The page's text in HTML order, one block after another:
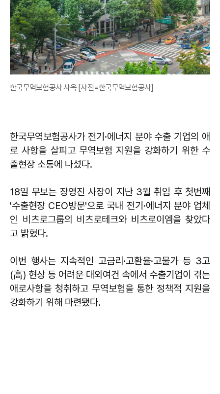
한국무역보험공사 사옥 [사진=한국무역보험공사]
한국무역보험공사가 전기·에너지 분야 수출 기업의 애
로 사항을 살피고 무역보험 지원을 강화하기 위한 수
출현장 소통에 나섰다.
18일 무보는 장영진 사장이 지난 3월 취임 후 첫번째
'수출현장 CEO방문'으로 국내 전기·에너지 분야 업체
인 비츠로그룹의 비츠로테크와 비츠로이엠을 찾았다
고 밝혔다.
이번 행사는 지속적인 고금리·고환율·고물가 등 3고
(高) 현상 등 어려운 대외여건 속에서 수출기업이 겪는
애로사항을 청취하고 무역보험을 통한 정책적 지원을
강화하기 위해 마련됐다.